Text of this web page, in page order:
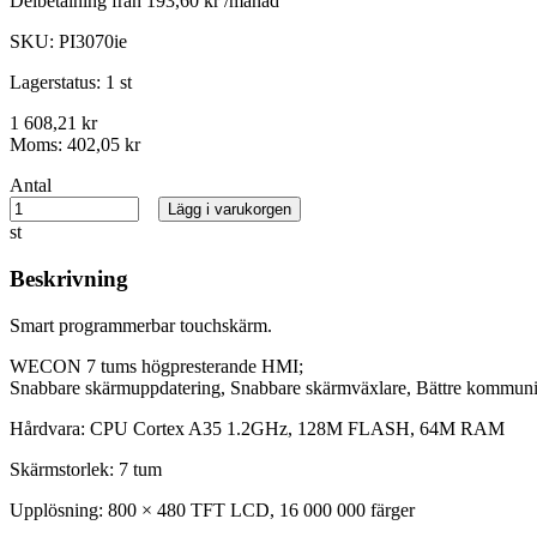
SKU: PI3070ie
Lagerstatus: 1 st
1 608,21 kr
Moms: 402,05 kr
Antal
st
Lägg i varukorgen
Beskrivning
Smart programmerbar touchskärm.
WECON 7 tums högpresterande HMI;
Snabbare skärmuppdatering, Snabbare skärmväxlare, Bättre
Hårdvara: CPU Cortex A35 1.2GHz, 128M FLASH, 64M RAM
Skärmstorlek: 7 tum
Upplösning: 800 × 480 TFT LCD, 16 000 000 färger